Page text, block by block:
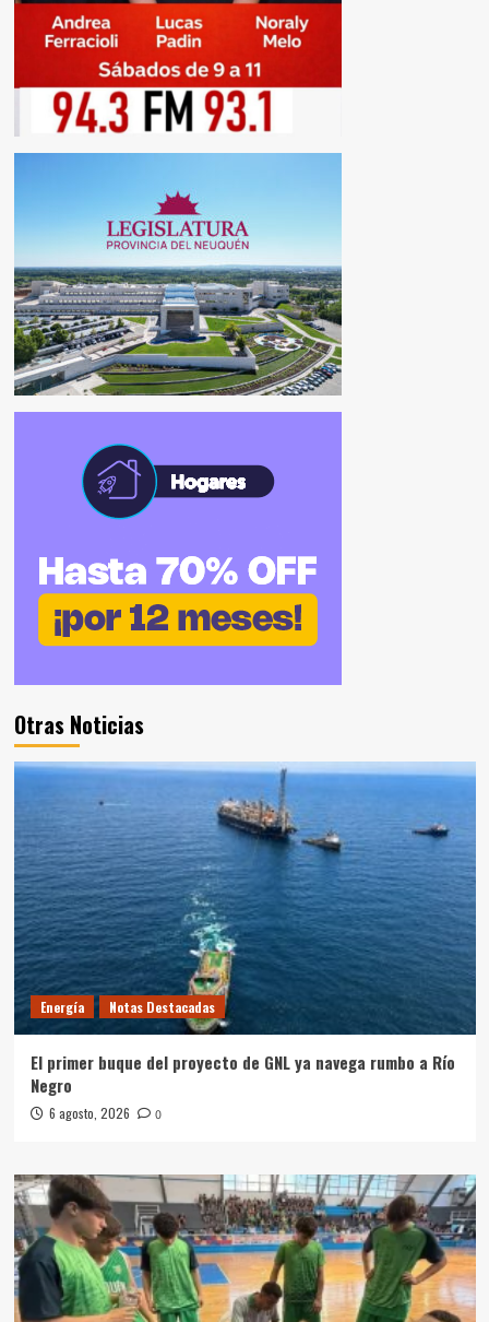
Otras Noticias
Energía Notas Destacadas
El primer buque del proyecto de GNL ya navega rumbo a Río
Negro
6 agosto, 2026 0